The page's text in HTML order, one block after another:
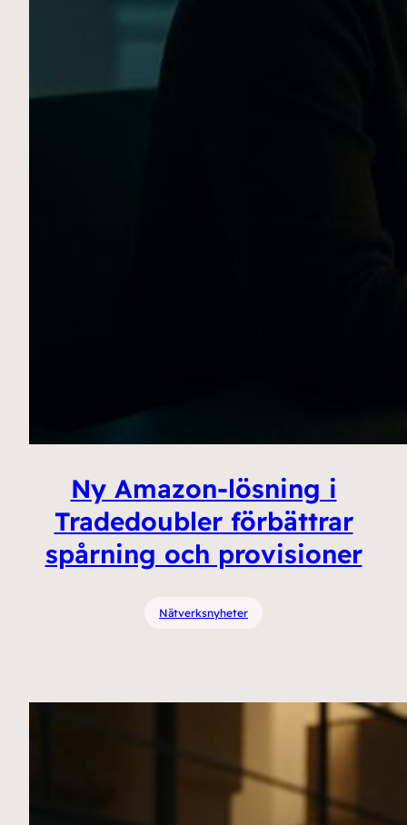
Ny Amazon-lösning i
Tradedoubler förbättrar
spårning och provisioner
Nätverksnyheter